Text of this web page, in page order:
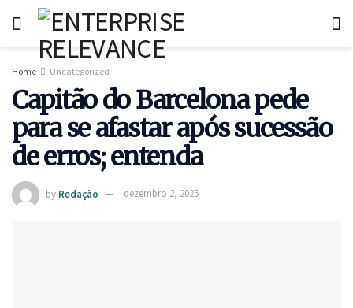
Home Uncategorized
Capitão do Barcelona pede
para se afastar após sucessão
de erros; entenda
by Redação dezembro 2, 2025